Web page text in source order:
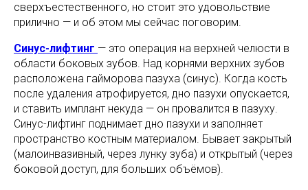
сверхъестественного, но стоит это удовольствие
прилично — и об этом мы сейчас поговорим.
Синус-лифтинг — это операция на верхней челюсти в
области боковых зубов. Над корнями верхних зубов
расположена гайморова пазуха (синус). Когда кость
после удаления атрофируется, дно пазухи опускается,
и ставить имплант некуда — он провалится в пазуху.
Синус-лифтинг поднимает дно пазухи и заполняет
пространство костным материалом. Бывает закрытый
(малоинвазивный, через лунку зуба) и открытый (через
боковой доступ, для больших объёмов).